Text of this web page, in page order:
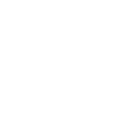
니다.